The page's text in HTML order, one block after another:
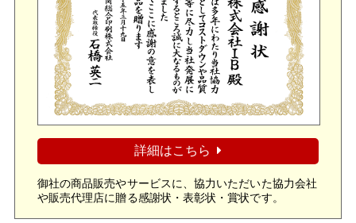
詳細はこちら
御社の商品販売やサービスに、協力いただいた協力会社
や販売代理店に贈る感謝状・表彰状・賞状です。